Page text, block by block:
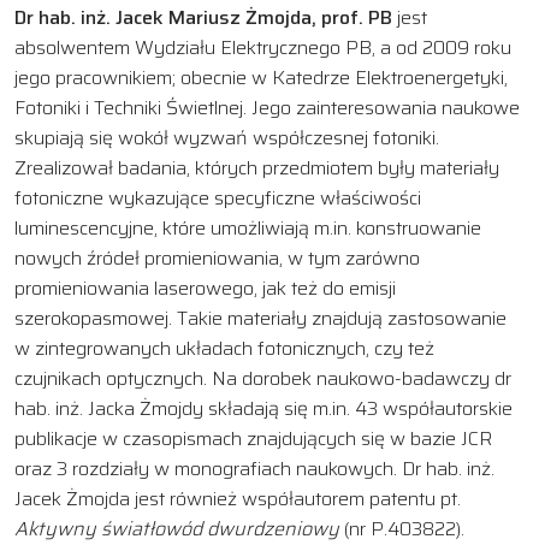
Dr hab. inż. Jacek Mariusz Żmojda, prof. PB jest
absolwentem Wydziału Elektrycznego PB, a od 2009 roku
jego pracownikiem; obecnie w Katedrze Elektroenergetyki,
Fotoniki i Techniki Świetlnej. Jego zainteresowania naukowe
skupiają się wokół wyzwań współczesnej fotoniki.
Zrealizował badania, których przedmiotem były materiały
fotoniczne wykazujące specyficzne właściwości
luminescencyjne, które umożliwiają m.in. konstruowanie
nowych źródeł promieniowania, w tym zarówno
promieniowania laserowego, jak też do emisji
szerokopasmowej. Takie materiały znajdują zastosowanie
w zintegrowanych układach fotonicznych, czy też
czujnikach optycznych. Na dorobek naukowo-badawczy dr
hab. inż. Jacka Żmojdy składają się m.in. 43 współautorskie
publikacje w czasopismach znajdujących się w bazie JCR
oraz 3 rozdziały w monografiach naukowych. Dr hab. inż.
Jacek Żmojda jest również współautorem patentu pt.
Aktywny światłowód dwurdzeniowy (nr P.403822).